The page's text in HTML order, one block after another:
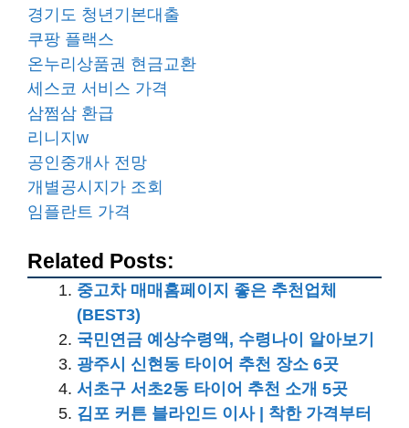
경기도 청년기본대출
쿠팡 플랙스
온누리상품권 현금교환
세스코 서비스 가격
삼쩜삼 환급
리니지w
공인중개사 전망
개별공시지가 조회
임플란트 가격
Related Posts:
중고차 매매홈페이지 좋은 추천업체
(BEST3)
국민연금 예상수령액, 수령나이 알아보기
광주시 신현동 타이어 추천 장소 6곳
서초구 서초2동 타이어 추천 소개 5곳
김포 커튼 블라인드 이사 | 착한 가격부터